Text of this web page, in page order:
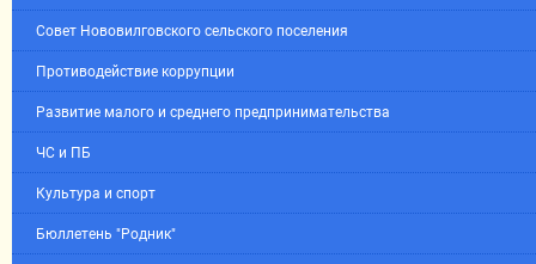
Совет Нововилговского сельского поселения
Противодействие коррупции
Развитие малого и среднего предпринимательства
ЧС и ПБ
Культура и спорт
Бюллетень "Родник"